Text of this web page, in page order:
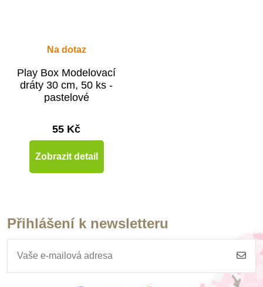
Na dotaz
Play Box Modelovací
dráty 30 cm, 50 ks -
pastelové
55 Kč
Zobrazit detail
Přihlášení k newsletteru